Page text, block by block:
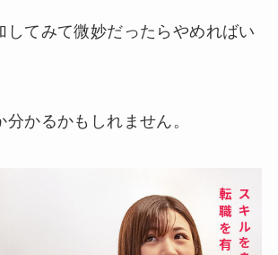
してみて微妙だったらやめればい
かるかもしれません。